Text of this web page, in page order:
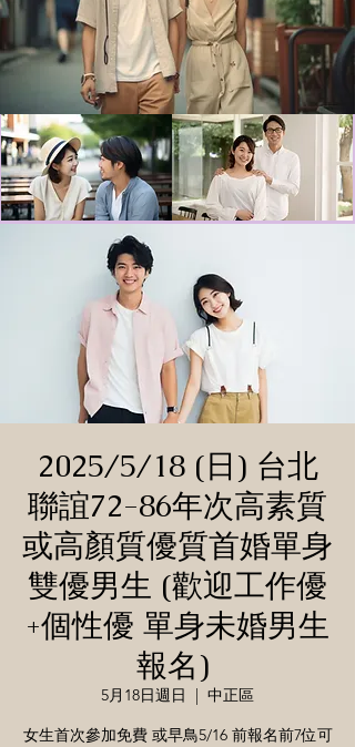
2025/5/18 (日) 台北
聯誼72-86年次高素質
或高顏質優質首婚單身
雙優男生 (歡迎工作優
+個性優 單身未婚男生
報名)
5月18日週日
  |
中正區
女生首次參加免費 或早鳥5/16 前報名前7位可